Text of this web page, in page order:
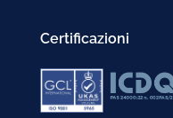
Certificazioni